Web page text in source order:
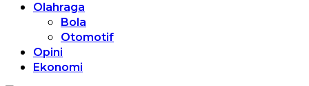
Olahraga
Bola
Otomotif
Opini
Ekonomi